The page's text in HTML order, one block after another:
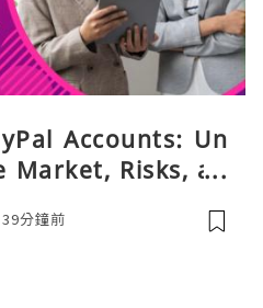
Accounts: Un
Risks, an
39分鐘前